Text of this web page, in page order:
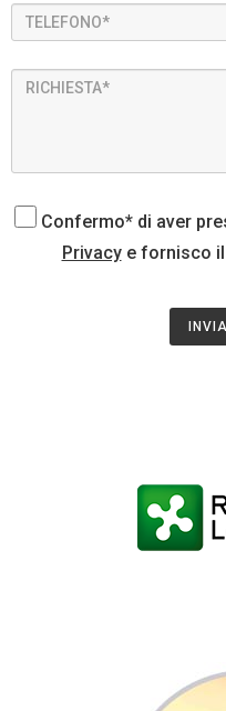
Confermo* di aver
Privacye fornisco il